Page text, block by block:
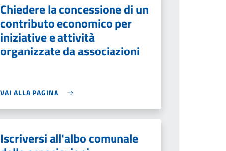
Chiedere la concessione di un
contributo economico per
iniziative e attività
organizzate da associazioni
VAI ALLA PAGINA
Iscriversi all'albo comunale